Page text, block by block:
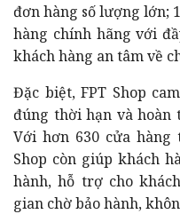
đơn hàng số lượng lớn;
hàng chính hãng với
khách hàng an tâm về
Đặc biệt, FPT Shop
đúng thời hạn và hoàn
Với hơn 630 cửa hàng
Shop còn giúp khách
hành, hỗ trợ cho
gian chờ bảo hành,